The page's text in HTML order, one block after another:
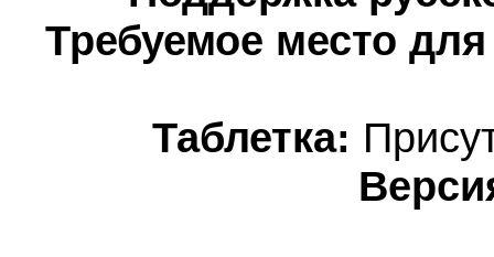
Требуемое место
Таблетка: